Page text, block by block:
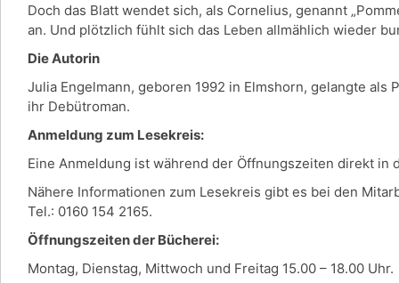
Doch das Blatt wendet sich, als Cornelius, genannt
an. Und plötzlich fühlt sich das Leben allmählich wieder
Die Autorin
Julia Engelmann, geboren 1992 in Elmshorn, gelangte
ihr Debütroman.
Anmeldung zum Lesekreis:
Eine Anmeldung ist während der Öffnungszeiten direkt
Nähere Informationen zum Lesekreis gibt es bei den
Tel.: 0160 154 2165.
Öffnungszeiten der Bücherei:
Montag, Dienstag, Mittwoch und Freitag 15.00 – 18.00 Uhr.